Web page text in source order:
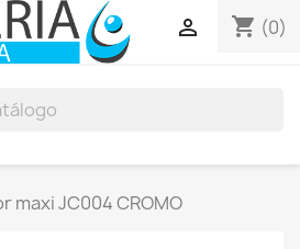
shopping_cart (0)

maxi JC004 CROMO